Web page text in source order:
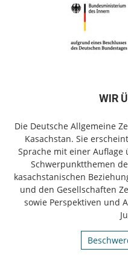
WIR
Die Deutsche Allgemeine
Kasachstan. Sie
Sprache mit einer Auflage
Schwerpunktthemen
kasachstanischen
und den Gesellschaften
sowie Perspektiven und